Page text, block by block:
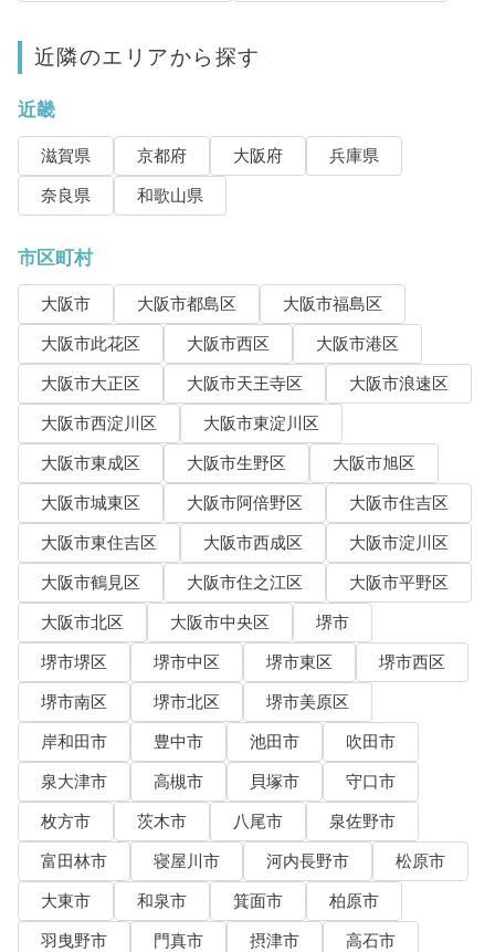
近隣のエリアから探す
近畿
滋賀県 京都府 大阪府
兵庫県
奈良県
和歌山県
市区町村
大阪市 大阪市都島区
大阪市福島区
大阪市此花区
大阪市西区
大阪市港区
大阪市大正区
大阪市天王寺区
大阪市浪速区
大阪市西淀川区
大阪市東淀川区
大阪市東成区
大阪市生野区
大阪市旭区
大阪市城東区
大阪市阿倍野区
大阪市住吉区
大阪市東住吉区
大阪市西成区
大阪市淀川区
大阪市鶴見区
大阪市住之江区
大阪市平野区
大阪市北区
大阪市中央区
堺市
堺市堺区
堺市中区 堺市東区
堺市西区
堺市南区
堺市北区
堺市美原区
岸和田市
豊中市 池田市
吹田市
泉大津市
高槻市 貝塚市
守口市
枚方市
茨木市 八尾市
泉佐野市
富田林市
寝屋川市 河内長野市
松原市
大東市
和泉市 箕面市
柏原市
羽曳野市
門真市 摂津市
高石市